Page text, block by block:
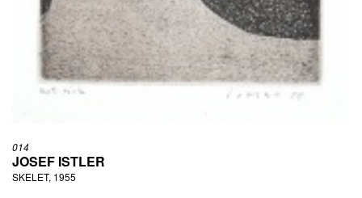
014
JOSEF ISTLER
SKELET, 1955